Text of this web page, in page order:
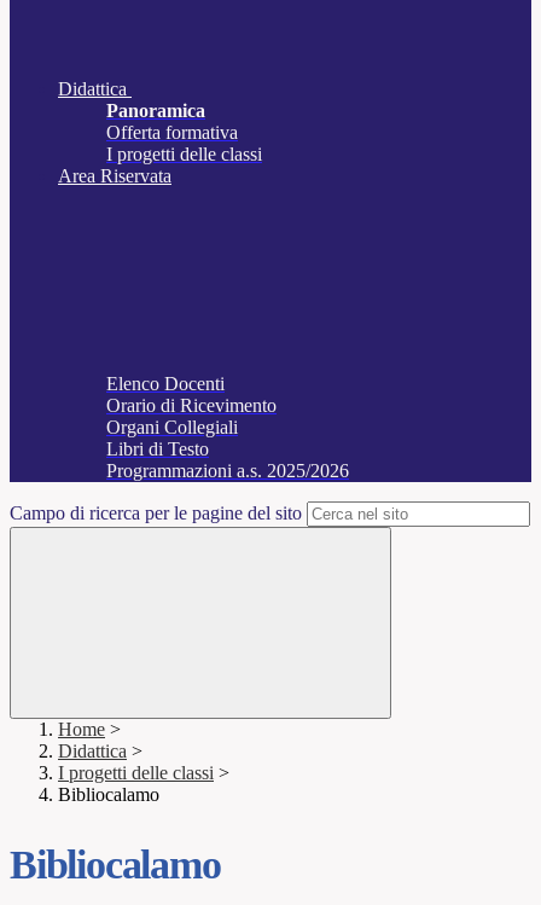
Didattica
Panoramica
Offerta formativa
I progetti delle classi
Area Riservata
Elenco Docenti
Orario di Ricevimento
Organi Collegiali
Libri di Testo
Programmazioni a.s. 2025/2026
Campo di ricerca per le pagine del sito
Home >
Didattica >
I progetti delle classi >
Bibliocalamo
Bibliocalamo